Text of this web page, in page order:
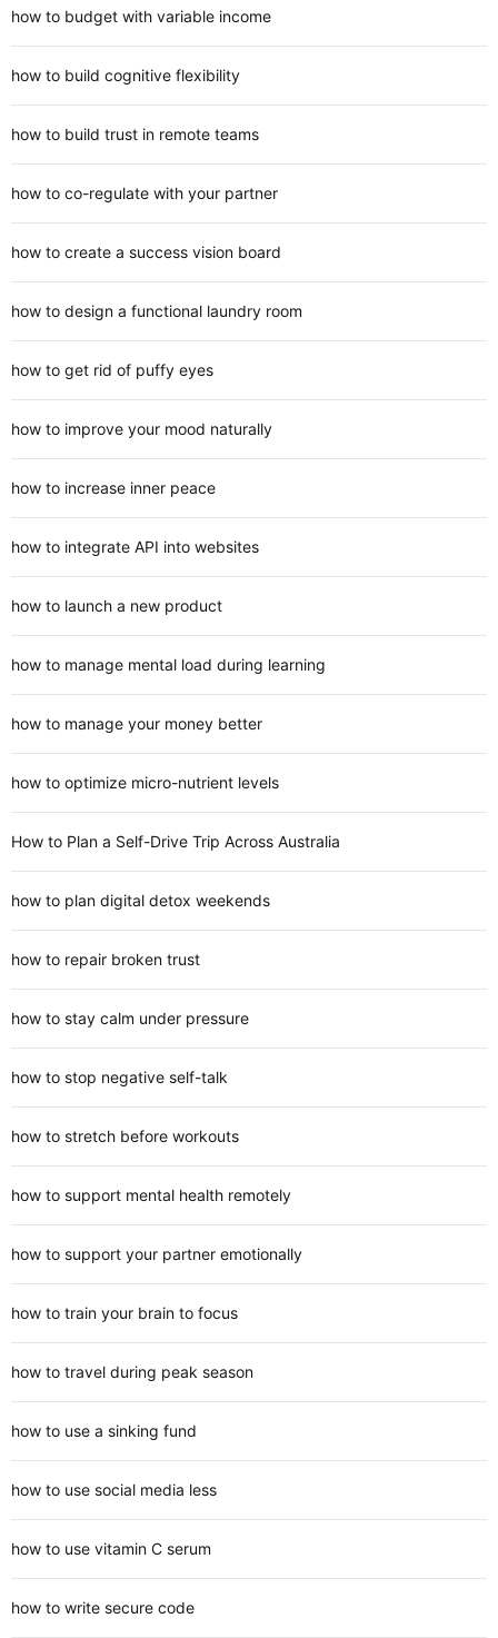
how to budget with variable income
how to build cognitive flexibility
how to build trust in remote teams
how to co-regulate with your partner
how to create a success vision board
how to design a functional laundry room
how to get rid of puffy eyes
how to improve your mood naturally
how to increase inner peace
how to integrate API into websites
how to launch a new product
how to manage mental load during learning
how to manage your money better
how to optimize micro-nutrient levels
How to Plan a Self-Drive Trip Across Australia
how to plan digital detox weekends
how to repair broken trust
how to stay calm under pressure
how to stop negative self-talk
how to stretch before workouts
how to support mental health remotely
how to support your partner emotionally
how to train your brain to focus
how to travel during peak season
how to use a sinking fund
how to use social media less
how to use vitamin C serum
how to write secure code